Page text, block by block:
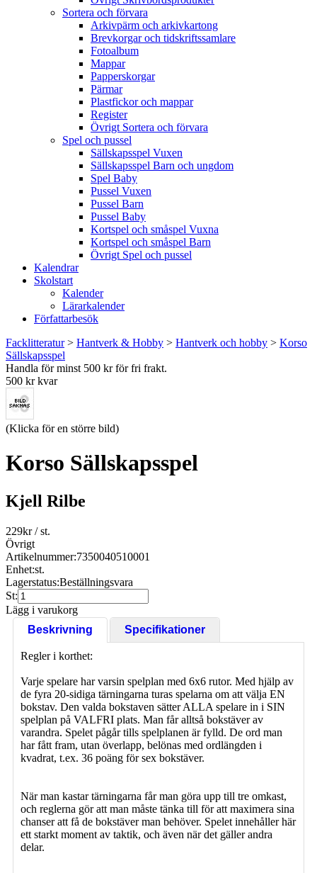
Sortera och förvara
Arkivpärm och arkivkartong
Brevkorgar och tidskriftssamlare
Fotoalbum
Mappar
Papperskorgar
Pärmar
Plastfickor och mappar
Register
Övrigt Sortera och förvara
Spel och pussel
Sällskapsspel Vuxen
Sällskapsspel Barn och ungdom
Spel Baby
Pussel Vuxen
Pussel Barn
Pussel Baby
Kortspel och småspel Vuxna
Kortspel och småspel Barn
Övrigt Spel och pussel
Kalendrar
Skolstart
Kalender
Lärarkalender
Författarbesök
Facklitteratur> Hantverk & Hobby > Hantverk och hobby > Korso
Sällskapsspel
Handla för minst 500 kr för fri frakt.
500 kr kvar
(Klicka för en större bild)
Korso Sällskapsspel
Kjell Rilbe
229kr/ st.
Övrigt
Artikelnummer:7350040510001
Enhet:st.
Lagerstatus:Beställningsvara
St:
Lägg i varukorg
Beskrivning
Specifikationer
Regler i korthet:
Varje spelare har varsin spelplan med 6x6 rutor. Med hjälp av
de fyra 20-sidiga tärningarna turas spelarna om att välja EN
bokstav. Den valda bokstaven sätter ALLA spelare in i SIN
spelplan på VALFRI plats. Man får alltså bokstäver av
varandra. Spelet pågår tills spelplanen är fylld. De ord man
har fått fram, utan överlapp, belönas med ordlängden i
kvadrat, t.ex. 36 poäng för sex bokstäver.
När man kastar tärningarna får man göra upp till tre omkast,
och reglerna gör att man måste tänka till för att maximera sina
chanser att få de bokstäver man behöver. Spelet innehåller här
ett starkt moment av taktik, och även när det gäller andra
delar.